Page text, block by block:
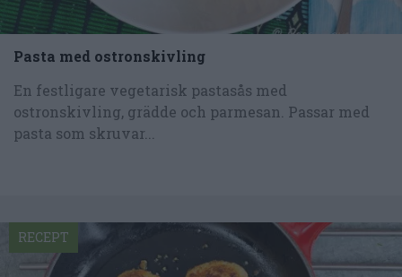
Pasta med ostronskivling
En festligare vegetarisk pastasås med
ostronskivling, grädde och parmesan. Passar med
pasta som skruvar...
RECEPT